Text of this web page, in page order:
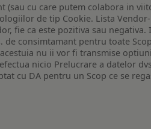
cu care putem colabora in
de tip Cookie. Lista
fie ca este pozitiva sau negativa.
consimtamant pentru toate
nu ii vor fi transmise
nicio Prelucrare a datelor
cu DA pentru un Scop ce se